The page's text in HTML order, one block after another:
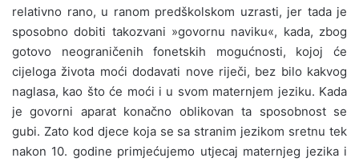
relativno rano, u ranom predškolskom uzrasti, jer tada je
sposobno dobiti takozvani »govornu naviku«, kada, zbog
gotovo neograničenih fonetskih mogućnosti, kojoj će
cijeloga života moći dodavati nove riječi, bez bilo kakvog
naglasa, kao što će moći i u svom maternjem jeziku. Kada
je govorni aparat konačno oblikovan ta sposobnost se
gubi. Zato kod djece koja se sa stranim jezikom sretnu tek
nakon 10. godine primjećujemo utjecaj maternjeg jezika i